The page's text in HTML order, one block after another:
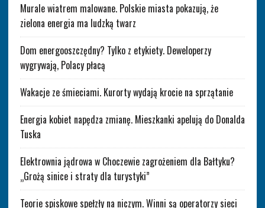
Murale wiatrem malowane. Polskie miasta pokazują, że
zielona energia ma ludzką twarz
Dom energooszczędny? Tylko z etykiety. Deweloperzy
wygrywają, Polacy płacą
Wakacje ze śmieciami. Kurorty wydają krocie na sprzątanie
Energia kobiet napędza zmianę. Mieszkanki apelują do Donalda
Tuska
Elektrownia jądrowa w Choczewie zagrożeniem dla Bałtyku?
„Grożą sinice i straty dla turystyki”
Teorie spiskowe spełzły na niczym. Winni są operatorzy sieci